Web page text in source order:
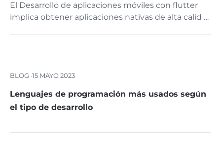
El Desarrollo de aplicaciones móviles con flutter
implica obtener aplicaciones nativas de alta calid …
BLOG ·15 MAYO 2023
Lenguajes de programación más usados según
el tipo de desarrollo